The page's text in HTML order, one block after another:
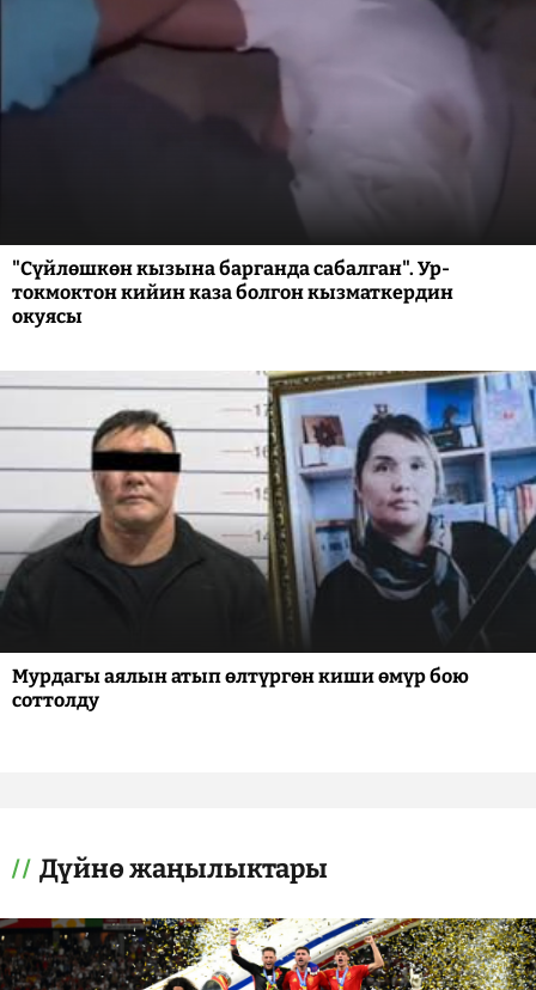
"Сүйлөшкөн кызына барганда сабалган". Ур-
токмоктон кийин каза болгон кызматкердин
окуясы
Мурдагы аялын атып өлтүргөн киши өмүр бою
соттолду
Дүйнө жаңылыктары